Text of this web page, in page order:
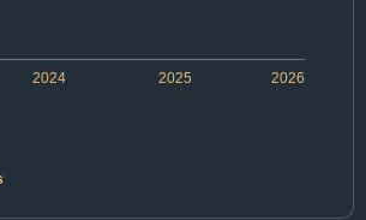
2024 2026
2025